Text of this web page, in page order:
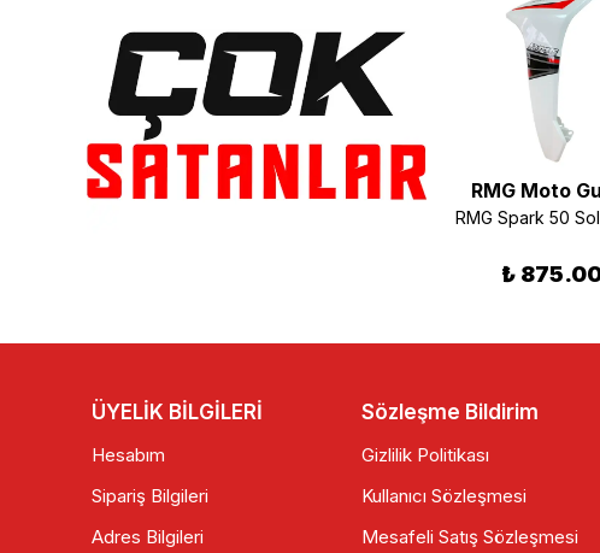
RMG Moto Gusto RMG Moto Gusto RMG Moto
₺
ÜYELİK BİLGİLERİ
Hesabım
Sipariş Bilgileri
Adres Bilgileri
Sözleşme Bildirim
Gizlilik Politikası
Kullanıcı Sözleşmesi
Mesafeli Satış Sözleşmesi